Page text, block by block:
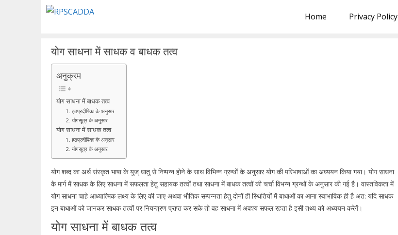
Home Privacy Policy
योग साधना में साधक व बाधक तत्व
अनुक्रम
योग साधना में बाधक तत्व
1. हठप्रदीपिका के अनुसार
2. योगसूत्र के अनुसार
योग साधना में साधक तत्व
1. हठप्रदीपिका के अनुसार
2. योगसूत्र के अनुसार
योग शब्द का अर्थ संस्कृत भाषा के युज् धातु से निष्पन्न होने के साथ विभिन्न ग्रन्थों के अनुसार योग की परिभाषाओं का अध्ययन किया गया। योग साधना
के मार्ग में साधक के लिए साधना में सफलता हेतु सहायक तत्वों तथा साधना में बाधक तत्वों की चर्चा विभन्न ग्रन्थों के अनुसार की गई है। वास्तविकता में
योग साधना चाहे आध्यात्मिक लक्ष्य के लिए की जाए अथवा भौतिक सम्पन्नता हेतु दोनों ही स्थितियों में बाधाओं का आना स्वाभाविक ही है अत: यदि साधक
इन बाधाओं को जानकर साधक तत्वों पर नियन्त्रण प्राप्त कर सके तो वह साधना में अवश्य सफल रहता है इसी तथ्य को अध्ययन करेगें।
योग साधना में बाधक तत्व